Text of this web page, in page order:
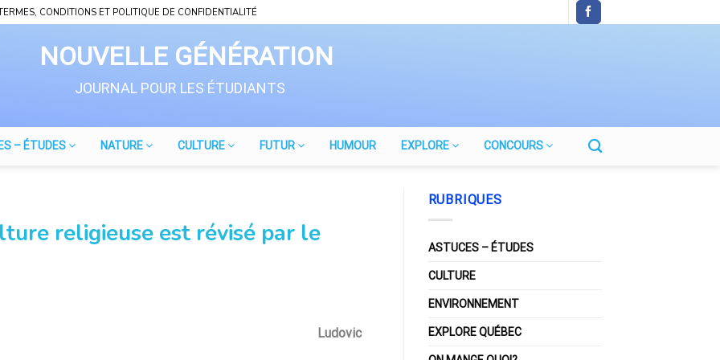
CONDITIONS ET POLITIQUE DE CONFIDENTIALITÉ
JOURNAL POUR LES ÉTUDIANTS
– ÉTUDES NATURE CULTURE FUTUR HUMOUR EXPLORE CONCOURS
religieuse est révisé par le
Ludovic
RUBRIQUES
ASTUCES – ÉTUDES
CULTURE
ENVIRONNEMENT
EXPLORE QUÉBEC